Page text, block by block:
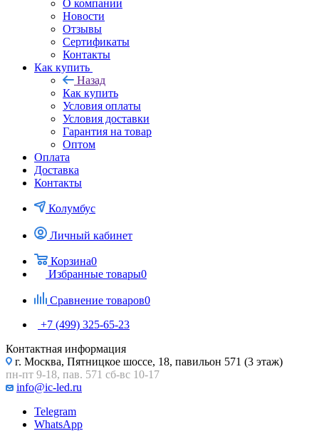
О компании
Новости
Отзывы
Сертификаты
Контакты
Как купить
Назад
Как купить
Условия оплаты
Условия доставки
Гарантия на товар
Оптом
Оплата
Доставка
Контакты
Колумбус
Личный кабинет
Корзина0
Избранные товары0
Сравнение товаров0
+7 (499) 325-65-23
Контактная информация
г. Москва, Пятницкое шоссе, 18, павильон 571 (3 этаж)
пн-пт 9-18, пав. 571 сб-вс 10-17
info@ic-led.ru
Telegram
WhatsApp